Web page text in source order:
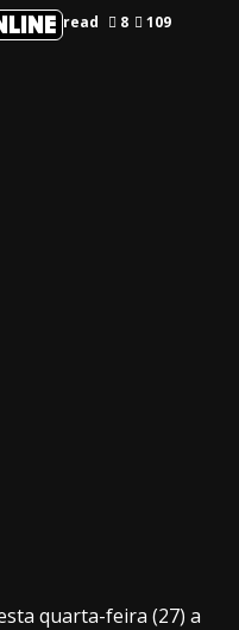
5 min read 8 109
quarta-feira (27) a